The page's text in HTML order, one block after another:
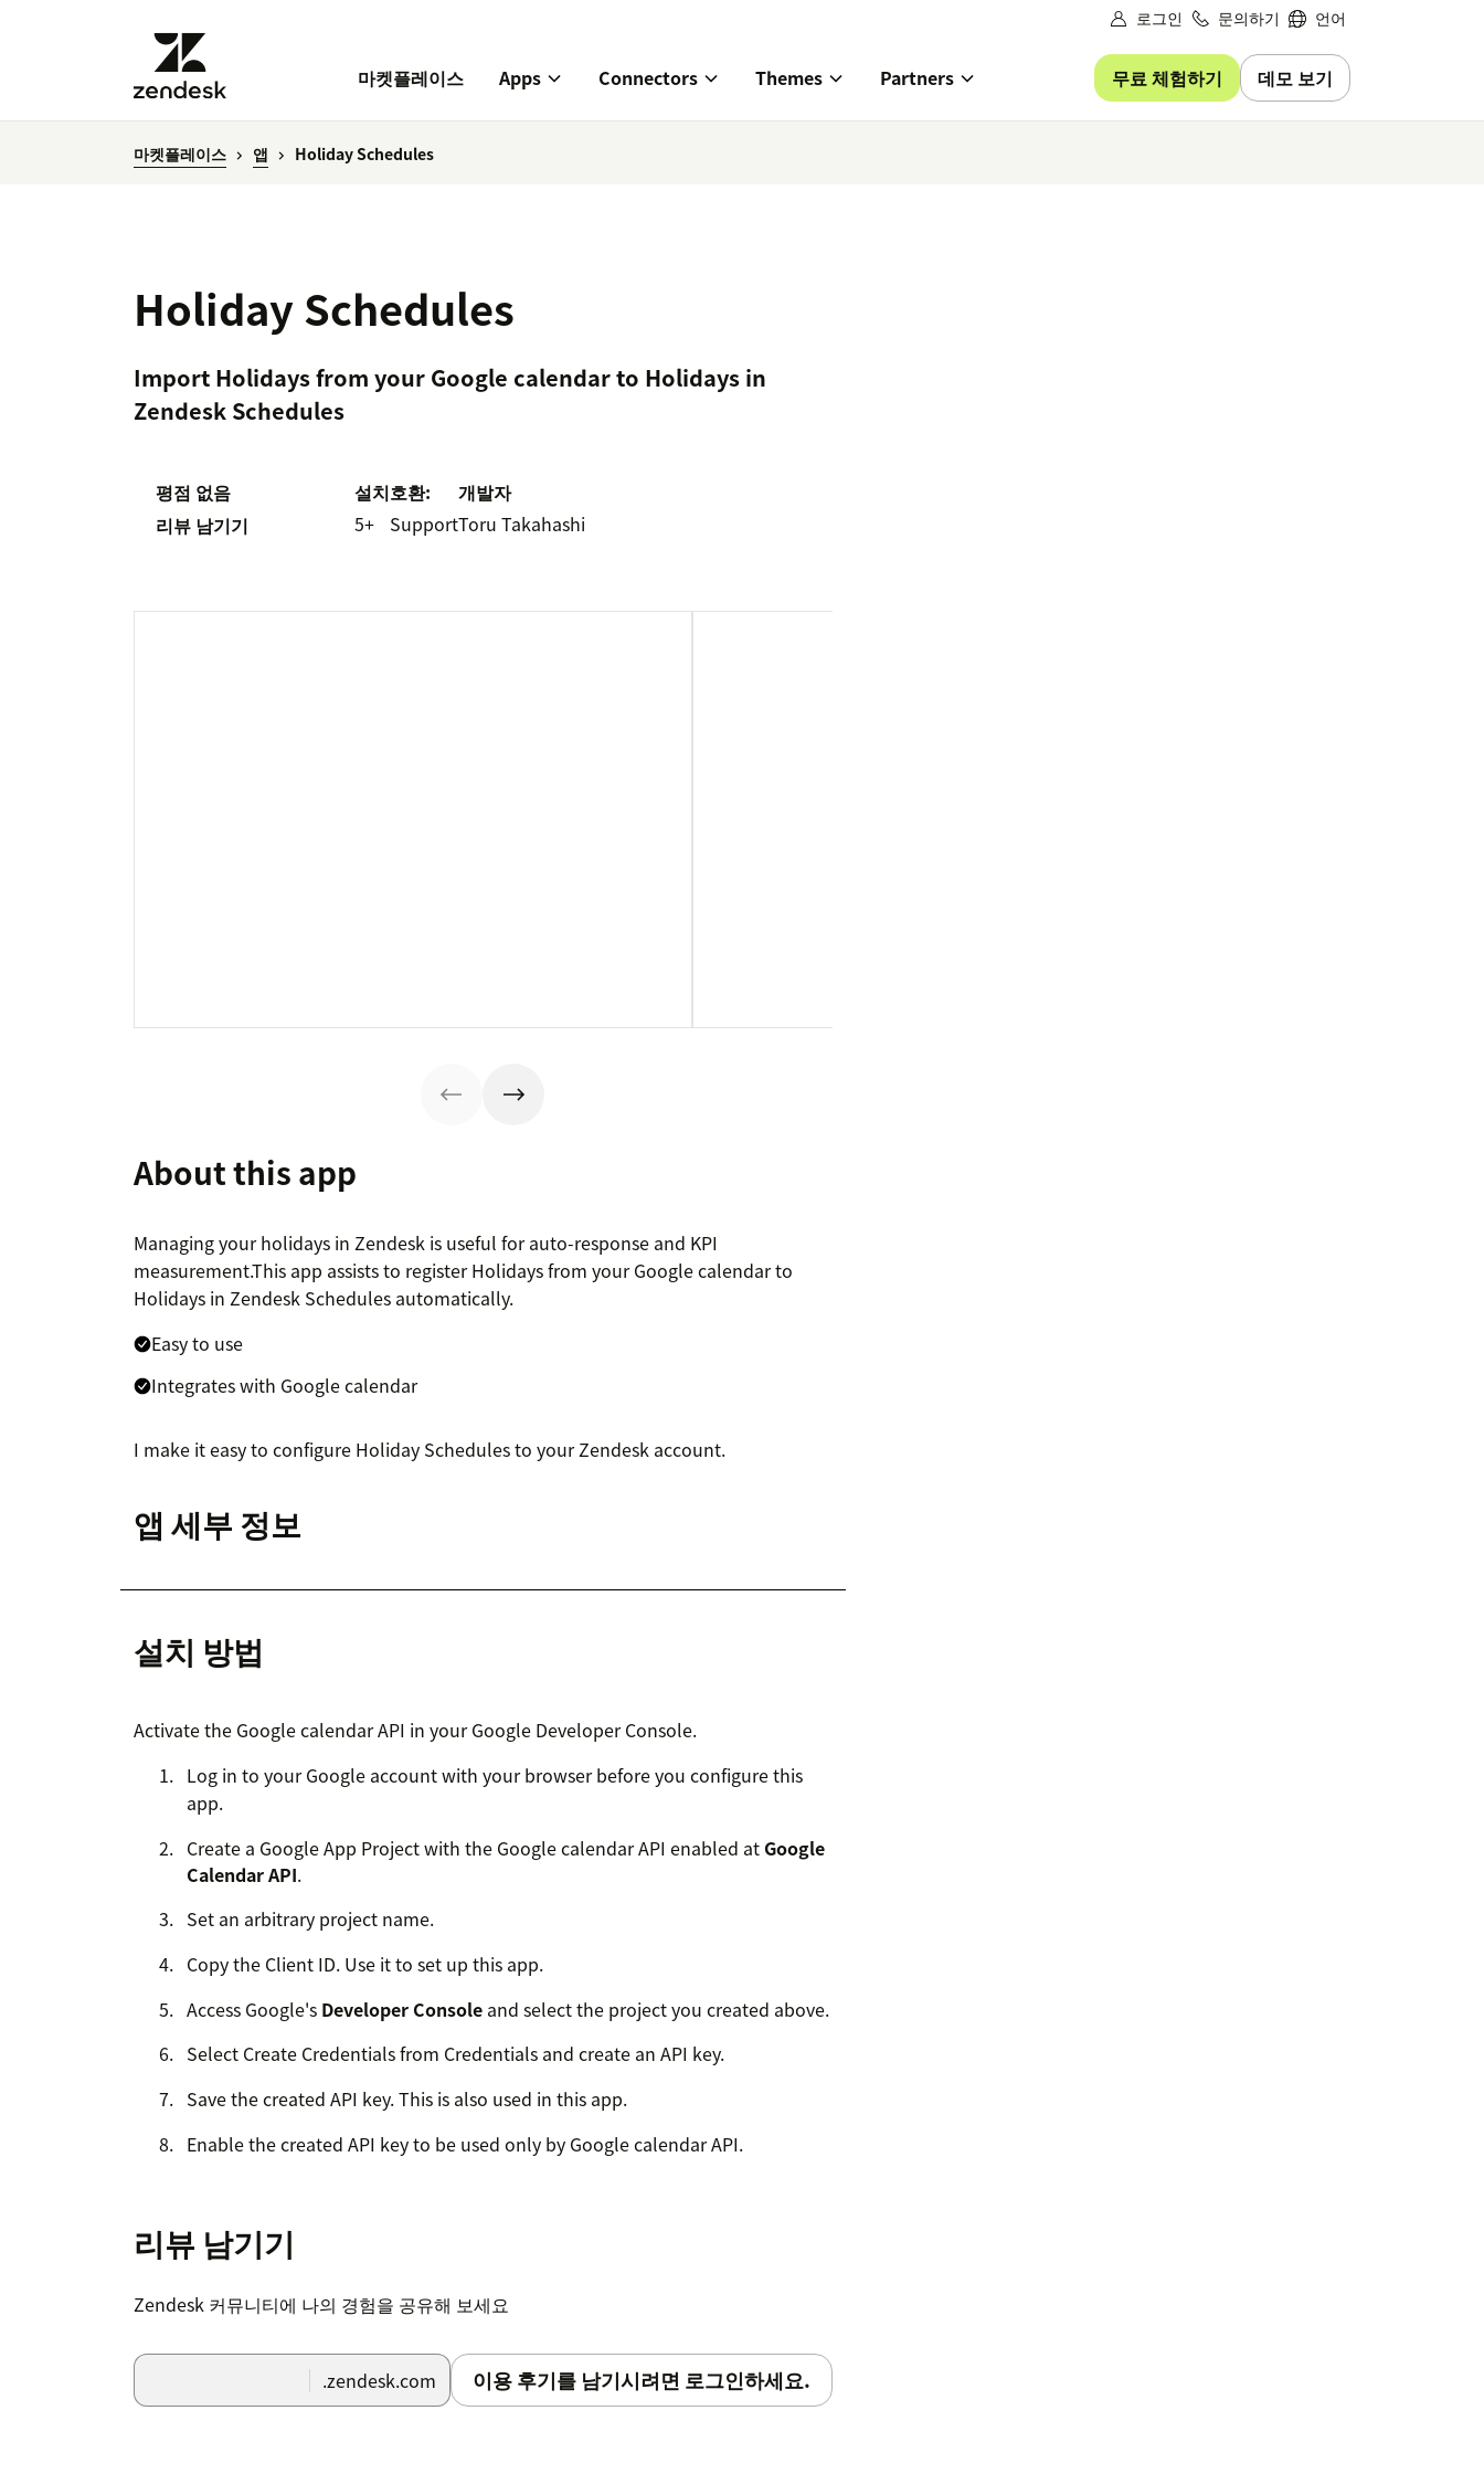
로그인 문의하기 언어
마켓플레이스 Apps Connectors Themes Partners 무료 체험하기 데모 보기
마켓플레이스 앱 Holiday Schedules
Holiday Schedules
Import Holidays from your Google calendar to Holidays in
Zendesk Schedules
평점 없음
리뷰 남기기
설치
5+
호환:
Support
개발자
Toru Takahashi
About this app
Managing your holidays in Zendesk is useful for auto-response and KPI
measurement.This app assists to register Holidays from your Google calendar to
Holidays in Zendesk Schedules automatically.
Easy to use
Integrates with Google calendar
I make it easy to configure Holiday Schedules to your Zendesk account.
앱 세부 정보
설치 방법
Activate the Google calendar API in your Google Developer Console.
Log in to your Google account with your browser before you configure this
app.
Create a Google App Project with the Google calendar API enabled at Google
Calendar API.
Set an arbitrary project name.
Copy the Client ID. Use it to set up this app.
Access Google's Developer Console and select the project you created above.
Select Create Credentials from Credentials and create an API key.
Save the created API key. This is also used in this app.
Enable the created API key to be used only by Google calendar API.
created in OAuth 2.0 Client ID in the Google Developer Console. You need to
launched.
you start the app, you will see the following message.'Not a valid origin for
the client: https://xxxxx.apps.zdusercontent.com has not been whitelisted for
리뷰 남기기
Zendesk 커뮤니티에 나의 경험을 공유해 보세요
.zendesk.com 이용 후기를 남기시려면 로그인하세요.